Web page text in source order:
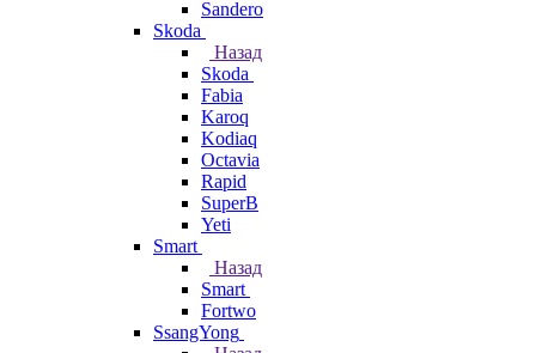
Sandero
Skoda
Назад
Skoda
Fabia
Karoq
Kodiaq
Octavia
Rapid
SuperB
Yeti
Smart
Назад
Smart
Fortwo
SsangYong